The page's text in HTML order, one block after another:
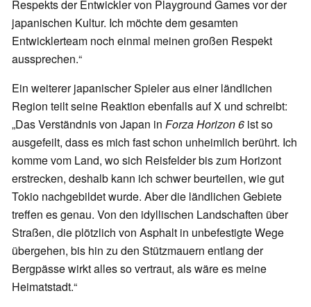
Respekts der Entwickler von Playground Games vor der
japanischen Kultur. Ich möchte dem gesamten
Entwicklerteam noch einmal meinen großen Respekt
aussprechen.“
Ein weiterer japanischer Spieler aus einer ländlichen
Region teilt seine Reaktion ebenfalls auf X und schreibt:
„Das Verständnis von Japan in Forza Horizon 6 ist so
ausgefeilt, dass es mich fast schon unheimlich berührt. Ich
komme vom Land, wo sich Reisfelder bis zum Horizont
erstrecken, deshalb kann ich schwer beurteilen, wie gut
Tokio nachgebildet wurde. Aber die ländlichen Gebiete
treffen es genau. Von den idyllischen Landschaften über
Straßen, die plötzlich von Asphalt in unbefestigte Wege
übergehen, bis hin zu den Stützmauern entlang der
Bergpässe wirkt alles so vertraut, als wäre es meine
Heimatstadt.“